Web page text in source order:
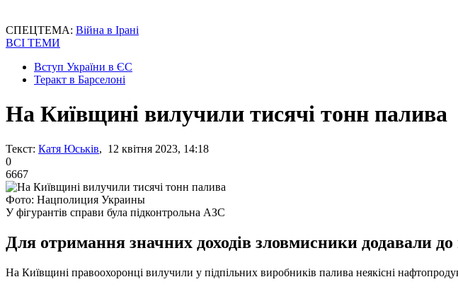
СПЕЦТЕМА: Війна в Ірані
ВСІ ТЕМИ
Вступ України в ЄС
Теракт в Барселоні
На Київщині вилучили тисячі тонн палива
Текст: Катя Юськів, 12 квітня 2023, 14:18
0
6667
Фото: Нацполиция Украины
У фігурантів справи була підконтрольна АЗС
Для отримання значних доходів зловмисники додавали до
На Київщині правоохоронці вилучили у підпільних виробників палива неякісні